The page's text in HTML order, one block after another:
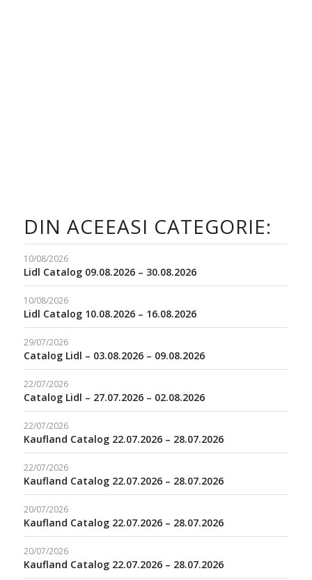
DIN ACEEASI CATEGORIE:
10/08/2026
Lidl Catalog 09.08.2026 – 30.08.2026
10/08/2026
Lidl Catalog 10.08.2026 – 16.08.2026
29/07/2026
Catalog Lidl – 03.08.2026 – 09.08.2026
22/07/2026
Catalog Lidl – 27.07.2026 – 02.08.2026
22/07/2026
Kaufland Catalog 22.07.2026 – 28.07.2026
22/07/2026
Kaufland Catalog 22.07.2026 – 28.07.2026
20/07/2026
Kaufland Catalog 22.07.2026 – 28.07.2026
20/07/2026
Kaufland Catalog 22.07.2026 – 28.07.2026